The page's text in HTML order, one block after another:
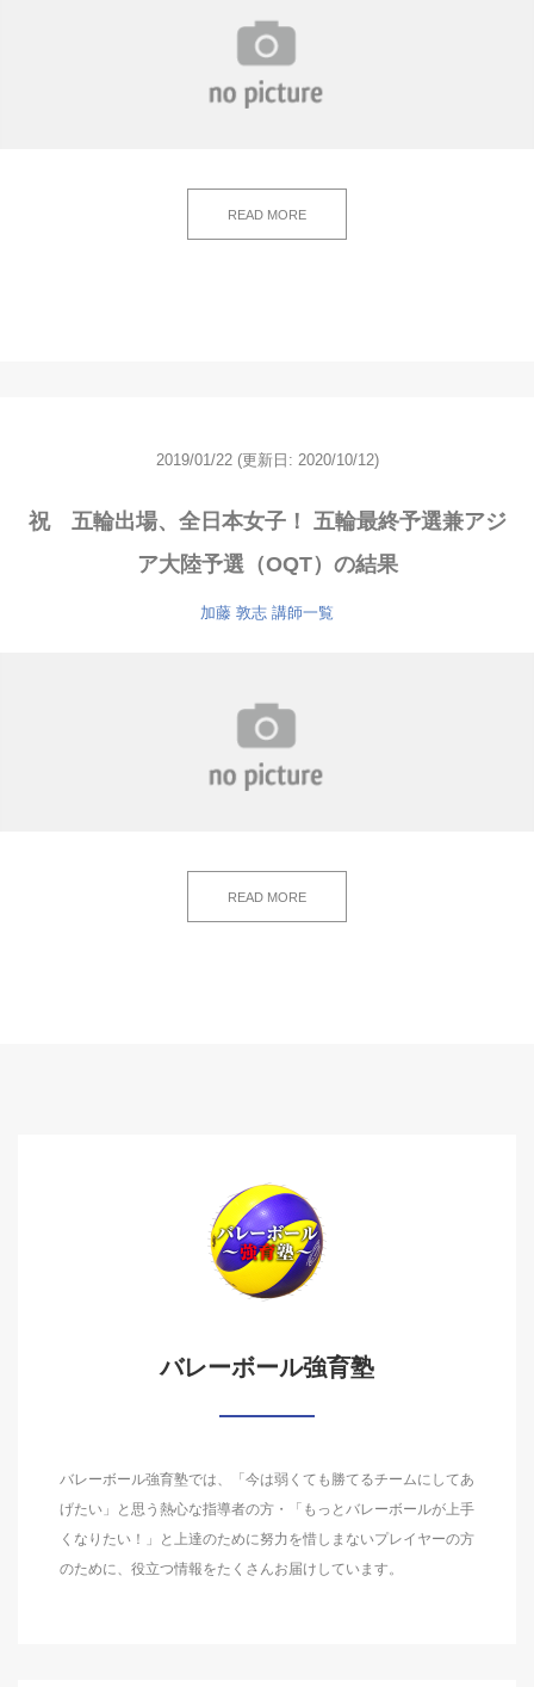
READ MORE
2019/01/22 (更新日: 2020/10/12)
祝 五輪出場、全日本女子！ 五輪最終予選兼アジ
ア大陸予選（OQT）の結果
加藤 敦志 講師一覧
READ MORE
バレーボール強育塾
バレーボール強育塾では、「今は弱くても勝てるチームにしてあ
げたい」と思う熱心な指導者の方・「もっとバレーボールが上手
くなりたい！」と上達のために努力を惜しまないプレイヤーの方
のために、役立つ情報をたくさんお届けしています。